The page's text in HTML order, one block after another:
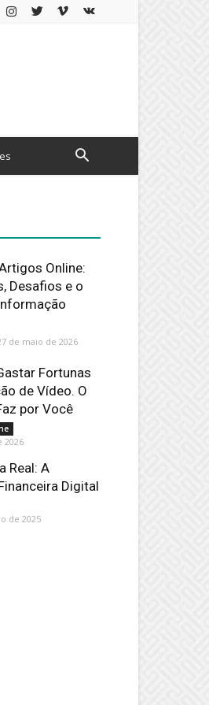
Online:
Desafios e o
de maio de 2026
Fortunas
de Vídeo. O
por Você
2026
Real: A
Digital
de 2025